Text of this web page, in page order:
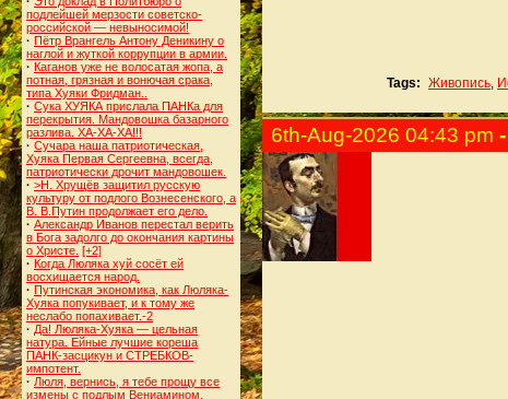
подлейшей мерзости советско-
российской — невыносимой!
· Пётр Врангель Антону Деникину о
наглой и жуткой коррупции в армии.
· Каганов уже не волосатая жопа, а
потная, грязная и вонючая срака,
типа Хуяки Фридман..
· Сука ХУЯКА прислала ПАНКа для
перекрытия. Мандовошка базарного
разлива. ХА-ХА-ХА!!!
· Сучара наша патриотическая,
Хуяка Первая Сергеевна, всегда,
патриотически дрочит мандовошек.
· >Н. Хрущёв защитил русскую
культуру от подлого Вознесенского, а
В. В.Путин продолжает его дело.
· Александр Иванов перестал верить
в Бога задолго до окончания картины
о Христе. [+2]
· Когда Люляка хуй сосёт ей
восхищается народ.
· Путинская экономика, как Люляка-
Хуяка попукивает, и к тому же
неслабо попахивает.-2
· Да! Люляка-Хуяка — цельная
натура. Ейные лучшие кореша
ПАНК-засцикун и СТРЕБКОВ-
импотент.
· Люля, вернись, я тебе прощу все
измены с подлым Вениамином.
Tags: Живопись,
6th-Aug-2026 04:43 pm